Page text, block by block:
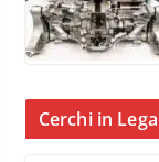
Cerchi in Lega